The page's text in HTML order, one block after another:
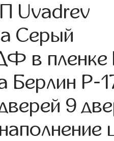
Uvadrev
Серый
в пленке
Берлин Р-
9